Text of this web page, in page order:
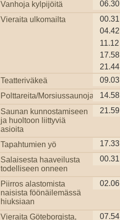
Vanhoja kylpijöitä
06.30
Vieraita ulkomailta
00.31
04.42
11.12
17.58
21.44
Teatteriväkeä
09.03
Polttareita/Morsiussaunoja
14.58
Saunan kunnostamiseen
ja huoltoon liittyviä
asioita
21.59
Tapahtumien yö 17.33
Salaisesta haaveilusta
todelliseen onneen
00.31
Piirros alastomista
naisista föönäilemässä
hiuksiaan
02.06
Vieraita Göteborgista, 07.54